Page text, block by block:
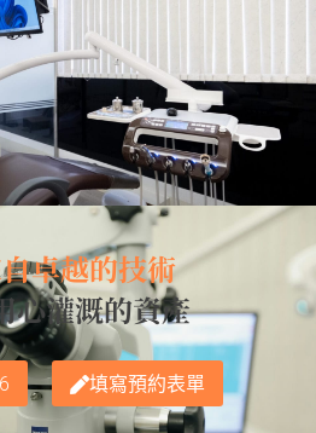
卓越的技術
心灌溉的資產
填寫預約表單